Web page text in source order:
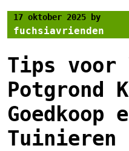
17 oktober 2025 by
fuchsiavrienden
Tips voor
Potgrond
Goedkoop
Tuinieren